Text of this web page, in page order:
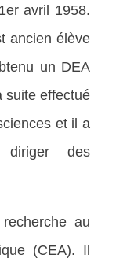
avril 1958.
ancien élève
un DEA
suite effectué
et il a
des
au
(CEA). Il